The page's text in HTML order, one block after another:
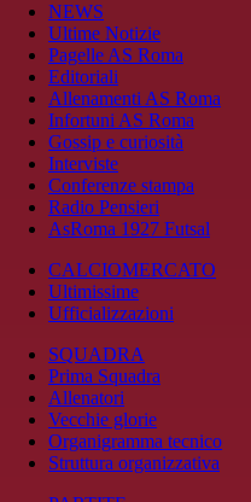
NEWS
Ultime Notizie
Pagelle AS Roma
Editoriali
Allenamenti AS Roma
Infortuni AS Roma
Gossip e curiosità
Interviste
Conferenze stampa
Radio Pensieri
AsRoma 1927 Futsal
CALCIOMERCATO
Ultimissime
Ufficializzazioni
SQUADRA
Prima Squadra
Allenatori
Vecchie glorie
Organigramma tecnico
Struttura organizzativa